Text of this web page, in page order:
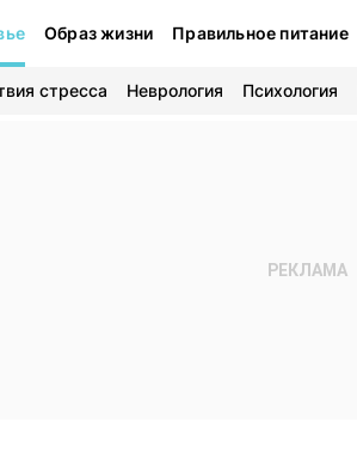
Образ жизни Правильное питание
стресса Неврология Психология